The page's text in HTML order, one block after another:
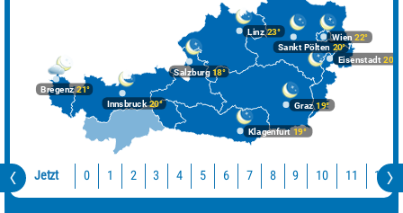
Bregenz21°
Graz19°
Innsbruck20°
Klagenfurt 19°
Linz23°
Salzburg18°
Wien 22°
Eisenstadt 20°
Sankt Pölten 20°
Jetzt 0 1 2 3 4 5 6 7 8 9 10 11 12